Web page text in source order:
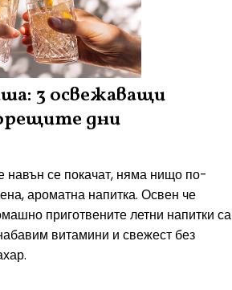
3 освежаващи
дни
навън се покачат, няма нищо по-
ароматна напитка. Освен че
приготвените летни напитки са
витамини и свежест без